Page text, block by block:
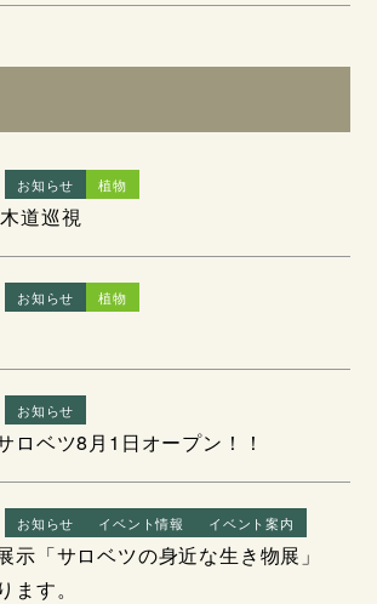
お知らせ 植物
道巡視
お知らせ 植物
お知らせ
ロベツ8月1日オープン！！
お知らせ イベント情報 イベント案内
示「サロベツの身近な生き物展」
ます。